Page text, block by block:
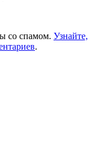
со спамом. Узнайте,
.